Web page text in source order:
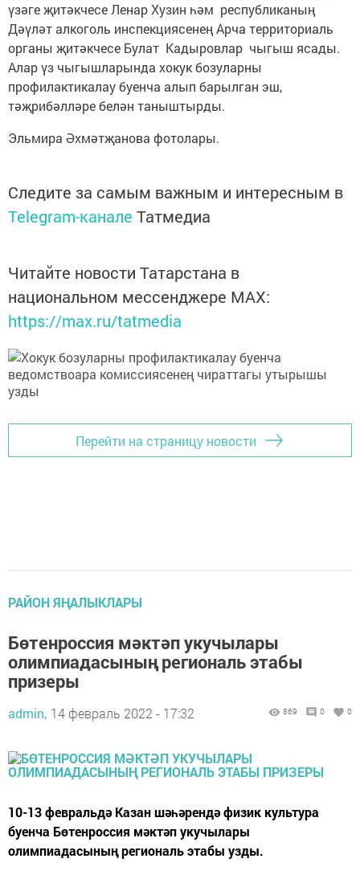
үзәге җитәкчесе Ленар Хузин һәм республиканың
Дәүләт алкоголь инспекциясенең Арча территориаль
органы җитәкчесе Булат Кадыровлар чыгыш ясады.
Алар үз чыгышларында хокук бозуларны
профилактикалау буенча алып барылган эш,
тәҗрибәлләре белән таныштырды.
Эльмира Әхмәтҗанова фотолары.
Следите за самым важным и интересным в
Telegram-канале Татмедиа
Читайте новости Татарстана в
национальном мессенджере MАХ:
https://max.ru/tatmedia
Перейти на страницу новости
РАЙОН ЯҢАЛЫКЛАРЫ
Бөтенроссия мәктәп укучылары
олимпиадасының региональ этабы
призеры
admin, 14 февраль 2022 - 17:32 869 0 0
10-13 февральдә Казан шәһәрендә физик культура
буенча Бөтенроссия мәктәп укучылары
олимпиадасының региональ этабы узды.